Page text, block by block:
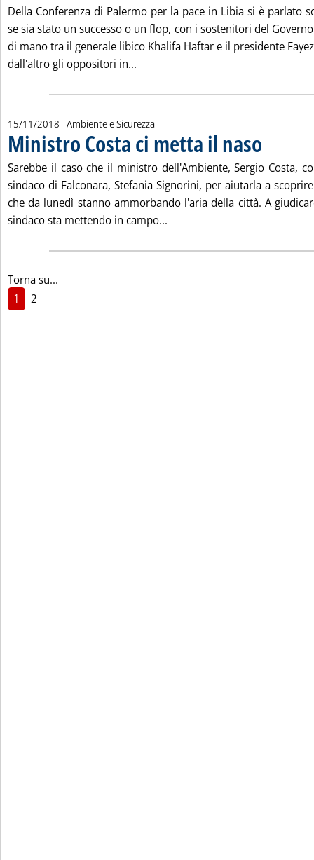
Della Conferenza di Palermo per la pace in Libia si è parlato
se sia stato un successo o un flop, con i sostenitori del
di mano tra il generale libico Khalifa Haftar e il presidente
dall'altro gli oppositori in...
15/11/2018 - Ambiente e Sicurezza
Ministro Costa ci metta il naso
Sarebbe il caso che il ministro dell'Ambiente, Sergio Costa,
sindaco di Falconara, Stefania Signorini, per aiutarla a scoprire
che da lunedì stanno ammorbando l'aria della città. A
sindaco sta mettendo in campo...
Torna su...
1
2